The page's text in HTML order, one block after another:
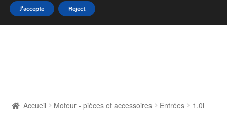
Aller
à
Aller
au
Accueil Moteur - pièces et accessoires Entrées
1.0i
J'accepte Reject